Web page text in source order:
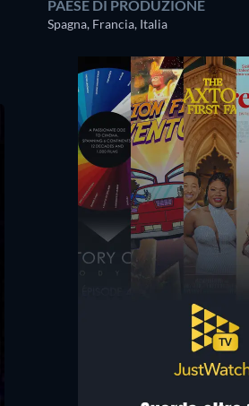
PAESE DI PRODUZIONE
Spagna, Francia, Italia